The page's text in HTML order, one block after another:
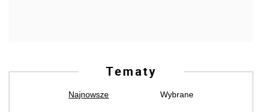
Tematy
Najnowsze Wybrane